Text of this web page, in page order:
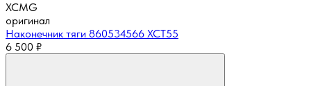
XCMG
оригинал
Наконечник тяги 860534566 XCT55
6 500 ₽